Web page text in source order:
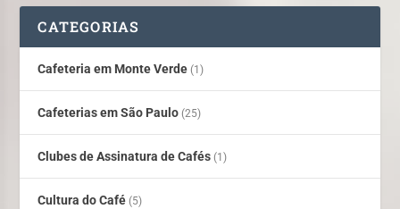
CATEGORIAS
Cafeteria em Monte Verde (1)
Cafeterias em São Paulo (25)
Clubes de Assinatura de Cafés (1)
Cultura do Café (5)